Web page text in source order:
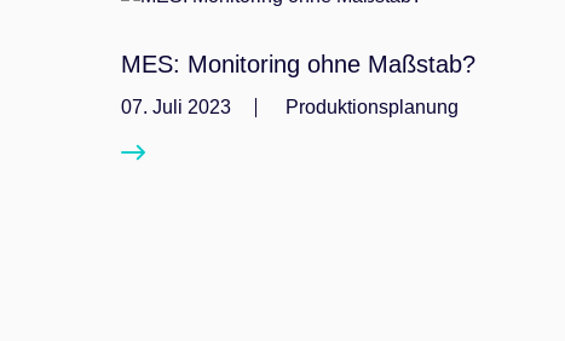
MES: Monitoring ohne Maßstab?
07. Juli 2023 Produktionsplanung